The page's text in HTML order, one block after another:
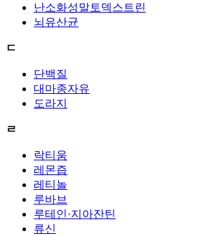
난소화성말토덱스트린
뇌유산균
ㄷ
단백질
대마종자유
도라지
ㄹ
락티움
레몬즙
레티놀
루바브
루테인·지아잔틴
류신